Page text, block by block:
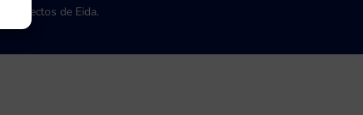
de Eida.